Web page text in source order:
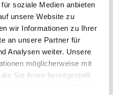
soziale Medien anbieten
unsere Website zu
wir Informationen zu Ihrer
an unsere Partner für
Analysen weiter. Unsere
möglicherweise mit
Sie ihnen bereitgestellt